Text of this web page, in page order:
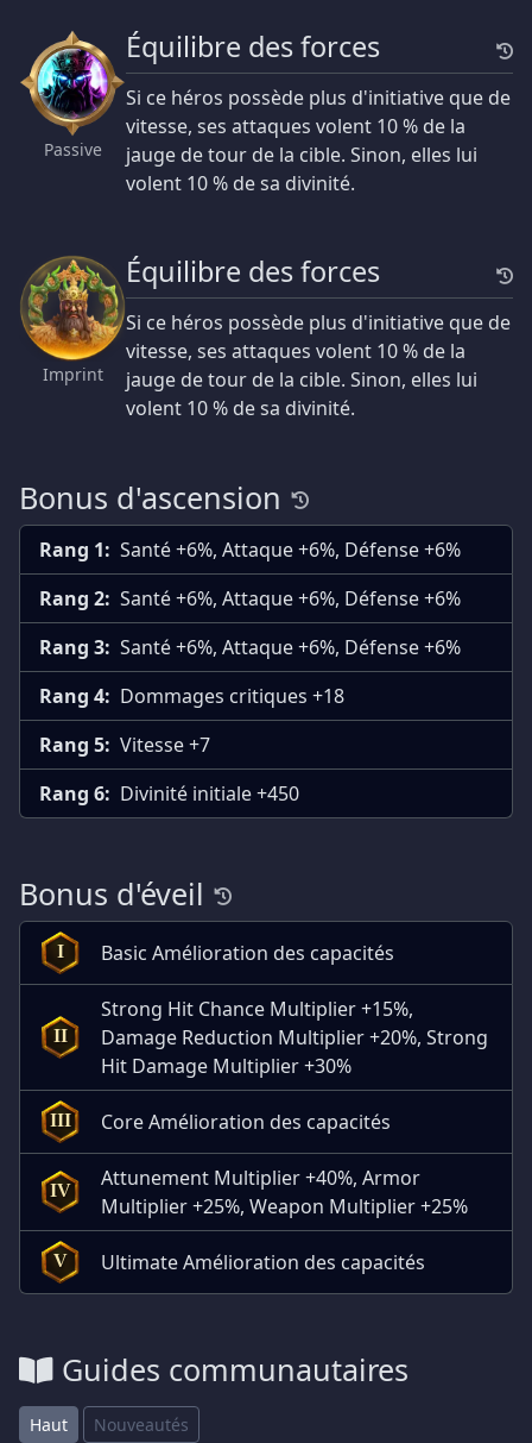
Passive
Équilibre des forces
Si ce héros possède plus d'initiative que de
vitesse, ses attaques volent 10 % de la
jauge de tour de la cible. Sinon, elles lui
volent 10 % de sa divinité.
Imprint
Équilibre des forces
Si ce héros possède plus d'initiative que de
vitesse, ses attaques volent 10 % de la
jauge de tour de la cible. Sinon, elles lui
volent 10 % de sa divinité.
Bonus d'ascension
Rang 1: Santé +6%, Attaque +6%, Défense +6%
Rang 2: Santé +6%, Attaque +6%, Défense +6%
Rang 3: Santé +6%, Attaque +6%, Défense +6%
Rang 4: Dommages critiques +18
Rang 5: Vitesse +7
Rang 6: Divinité initiale +450
Bonus d'éveil
I Basic Amélioration des capacités
II
Strong Hit Chance Multiplier +15%,
Damage Reduction Multiplier +20%, Strong
Hit Damage Multiplier +30%
III Core Amélioration des capacités
IV
Attunement Multiplier +40%, Armor
Multiplier +25%, Weapon Multiplier +25%
V Ultimate Amélioration des capacités
Guides communautaires
Haut Nouveautés